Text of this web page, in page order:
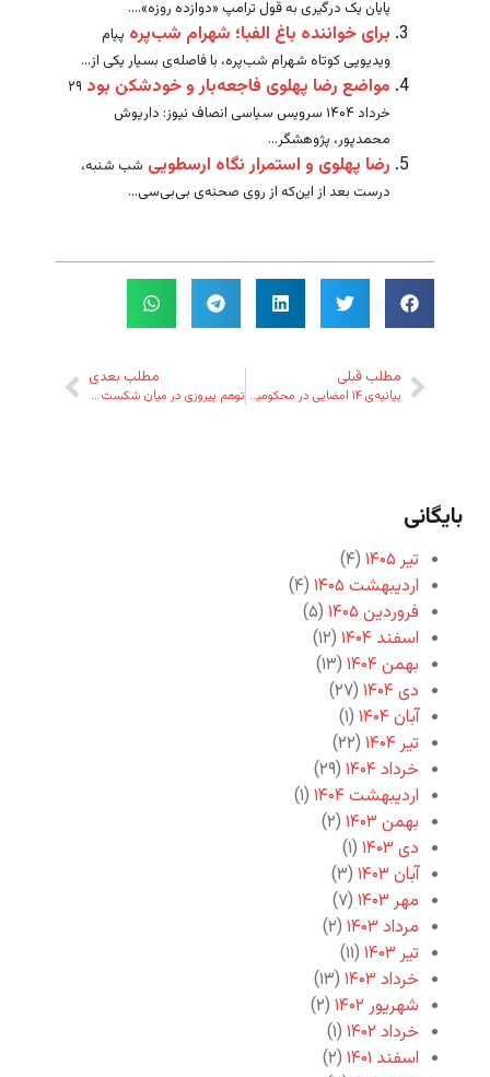
پایان یک درگیری به قول ترامپ «دوازده روزه»....
برای خواننده باغ الفبا؛ شهرام شب‌پره پیام
ویدیویی کوتاه شهرام شب‌پره، با فاصله‌ی بسیار یکی از...
مواضع رضا پهلوی فاجعه‌بار و خودشکن بود ۲۹
خرداد ۱۴۰۴ سرویس سیاسی انصاف نیوز: داریوش
محمدپور، پژوهشگر...
رضا پهلوی و استمرار نگاه ارسطویی شب شنبه،
درست بعد از این‌که از روی صحنه‌ی بی‌بی‌سی...
مطلب قبلی
بیانیه‌ی ۱۴ امضایی در محکومیت خشونت و مداخله خارجی و دفاع از اعتراض مردم ایران
مطلب بعدی
توهم پیروزی در میان شکست همگانی
بایگانی
تیر ۱۴۰۵
(۴)
اردیبهشت ۱۴۰۵
(۴)
فروردین ۱۴۰۵
(۵)
اسفند ۱۴۰۴
(۱۲)
بهمن ۱۴۰۴
(۱۳)
دی ۱۴۰۴
(۲۷)
آبان ۱۴۰۴
(۱)
تیر ۱۴۰۴
(۲۲)
خرداد ۱۴۰۴
(۲۹)
اردیبهشت ۱۴۰۴
(۱)
بهمن ۱۴۰۳
(۲)
دی ۱۴۰۳
(۱)
آبان ۱۴۰۳
(۳)
مهر ۱۴۰۳
(۷)
مرداد ۱۴۰۳
(۲)
تیر ۱۴۰۳
(۱۱)
خرداد ۱۴۰۳
(۱۳)
شهریور ۱۴۰۲
(۲)
خرداد ۱۴۰۲
(۱)
اسفند ۱۴۰۱
(۲)